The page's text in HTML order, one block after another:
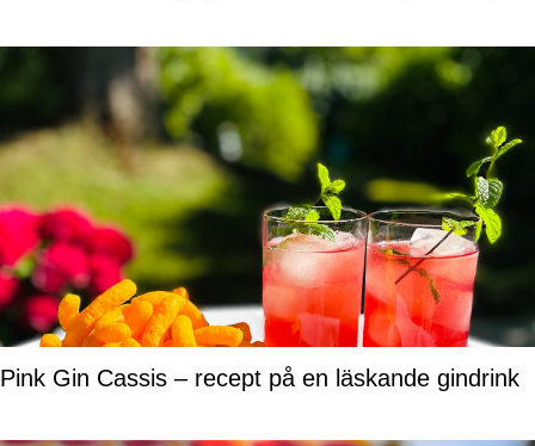
Pink Gin Cassis – recept på en läskande gindrink